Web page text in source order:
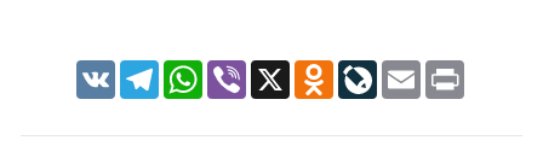
VK TelegramWhatsApp
Viber X Odnoklassniki
LiveJournal
Email Print